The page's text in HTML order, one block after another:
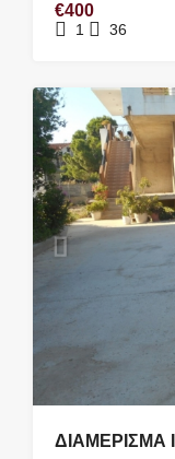
€400
1 36
ΔΙΑΜΕΡΙΣΜΑ